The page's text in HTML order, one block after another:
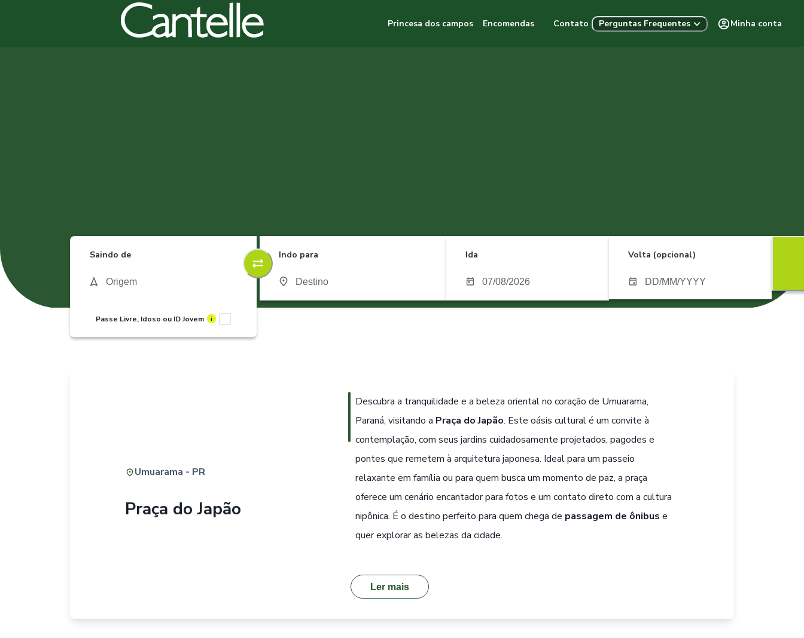
Princesa dos campos Encomendas Contato Perguntas Frequentes Minha conta
Saindo de
Passe Livre, Idoso ou ID Jovem i
Indo para Ida Volta (opcional)
Umuarama - PR
Praça do Japão
Descubra a tranquilidade e a beleza oriental no coração de Umuarama,
Paraná, visitando a Praça do Japão. Este oásis cultural é um convite à
contemplação, com seus jardins cuidadosamente projetados, pagodes e
pontes que remetem à arquitetura japonesa. Ideal para um passeio
relaxante em família ou para quem busca um momento de paz, a praça
oferece um cenário encantador para fotos e um contato direto com a cultura
nipônica. É o destino perfeito para quem chega de passagem de ônibus e
quer explorar as belezas da cidade.
Ler mais